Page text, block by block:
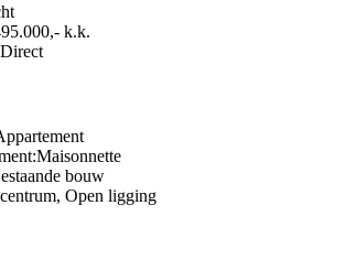
k.k.
Direct
Maisonnette
bouw
Open ligging